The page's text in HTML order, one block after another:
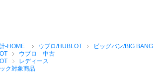
-HOME ウブロ/HUBLOT
ビッグバン/BIG BANG
ウブロ 中古
レディース
ク対象商品